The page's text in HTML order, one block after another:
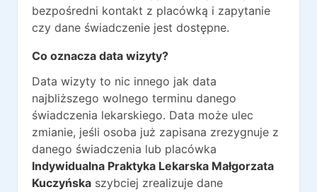
bezpośredni kontakt z placówką i zapytanie
czy dane świadczenie jest dostępne.
Co oznacza data wizyty?
Data wizyty to nic innego jak data
najbliższego wolnego terminu danego
świadczenia lekarskiego. Data może ulec
zmianie, jeśli osoba już zapisana zrezygnuje z
danego świadczenia lub placówka
Indywidualna Praktyka Lekarska Małgorzata
Kuczyńska szybciej zrealizuje dane